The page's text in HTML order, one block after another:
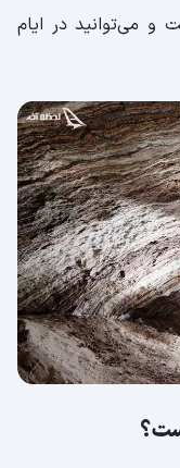
قشم
قشم
از حیات وحش
از گونه های
قشم گردی
شکل است؟
و می‌توانید در ایام